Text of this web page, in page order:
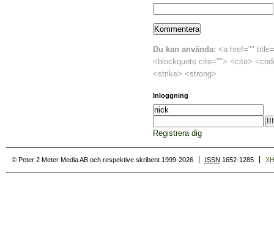
Du kan använda: <a href=""
<blockquote cite=""> <cite>
<strike> <strong>
Inloggning
Registrera dig
© Peter 2 Meter Media AB och respektive skribent 1999-2026 ISSN 1652-1285